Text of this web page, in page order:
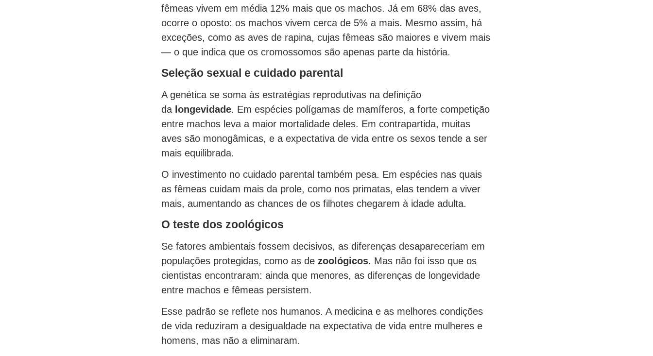
fêmeas vivem em média 12% mais que os machos. Já em 68% das aves,
ocorre o oposto: os machos vivem cerca de 5% a mais. Mesmo assim, há
exceções, como as aves de rapina, cujas fêmeas são maiores e vivem mais
— o que indica que os cromossomos são apenas parte da história.
Seleção sexual e cuidado parental
A genética se soma às estratégias reprodutivas na definição
da longevidade. Em espécies polígamas de mamíferos, a forte competição
entre machos leva a maior mortalidade deles. Em contrapartida, muitas
aves são monogâmicas, e a expectativa de vida entre os sexos tende a ser
mais equilibrada.
O investimento no cuidado parental também pesa. Em espécies nas quais
as fêmeas cuidam mais da prole, como nos primatas, elas tendem a viver
mais, aumentando as chances de os filhotes chegarem à idade adulta.
O teste dos zoológicos
Se fatores ambientais fossem decisivos, as diferenças desapareceriam em
populações protegidas, como as de zoológicos. Mas não foi isso que os
cientistas encontraram: ainda que menores, as diferenças de longevidade
entre machos e fêmeas persistem.
Esse padrão se reflete nos humanos. A medicina e as melhores condições
de vida reduziram a desigualdade na expectativa de vida entre mulheres e
homens, mas não a eliminaram.